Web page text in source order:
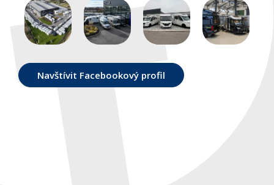
Navštívit Facebookový profil